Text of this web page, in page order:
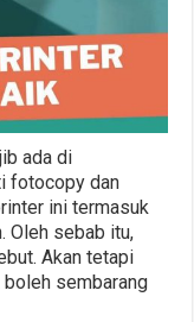
ada di
fotocopy dan
ini termasuk
Oleh sebab itu,
Akan tetapi
sembarang